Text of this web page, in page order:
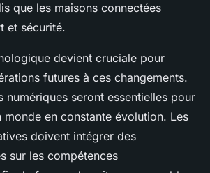
que les maisons connectées
et sécurité.
devient cruciale pour
futures à ces changements.
numériques seront essentielles pour
monde en constante évolution. Les
doivent intégrer des
sur les compétences